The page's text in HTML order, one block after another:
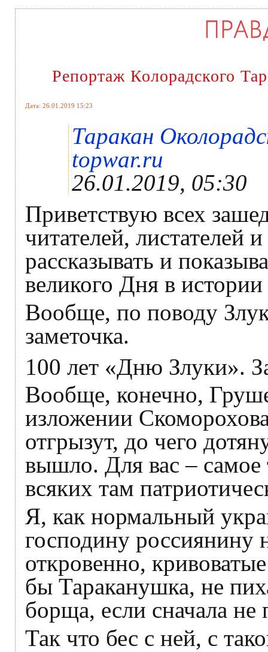
Репортаж Колорадского
Дата: 26.01.2019 15:23
Таракан
topwar.ru
26.01.2019, 05:30
Приветствую всех
читателей, листателей
рассказывать и
великого Дня в
Вообще, по поводу
заметочка.
100 лет «Дню Злуки».
Вообще, конечно,
изложении
отгрызут, до чего
вышло. Для вас – самое
всяких там
Я, как нормальный
господину россиянину
откровенно,
бы Тараканушка, не
борща, если сначала не
Так что бес с ней, с